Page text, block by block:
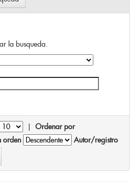
la busqueda.
| Ordenar por
orden
Autor/registro